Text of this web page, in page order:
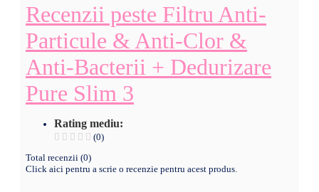
Recenzii peste Filtru Anti-
Particule & Anti-Clor &
Anti-Bacterii + Dedurizare
Pure Slim 3
Rating mediu:
(0)
Total recenzii (0)
Click aici pentru a scrie o recenzie pentru acest produs.